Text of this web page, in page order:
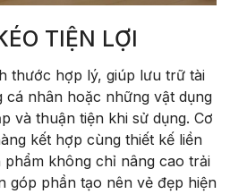
TIỆN LỢI
thước hợp lý, giúp lưu trữ tài
cá nhân hoặc những vật dụng
và thuận tiện khi sử dụng. Cơ
kết hợp cùng thiết kế liền
không chỉ nâng cao trải
góp phần tạo nên vẻ đẹp hiện